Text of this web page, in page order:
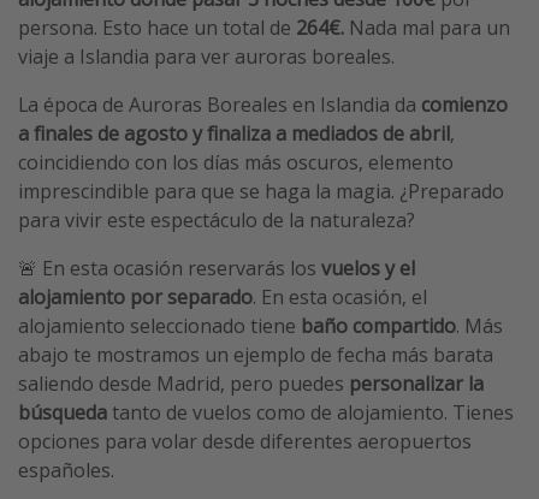
Harry Potter en Londres y otros destinos
Eventos deportivos
persona. Esto hace un total de 264€. Nada mal para un
viaje a Islandia para ver auroras boreales.
La época de Auroras Boreales en Islandia da comienzo
a finales de agosto y finaliza a mediados de abril,
coincidiendo con los días más oscuros, elemento
imprescindible para que se haga la magia. ¿Preparado
para vivir este espectáculo de la naturaleza?
🚨 En esta ocasión reservarás los vuelos y el
alojamiento por separado. En esta ocasión, el
alojamiento seleccionado tiene baño compartido. Más
abajo te mostramos un ejemplo de fecha más barata
saliendo desde Madrid, pero puedes personalizar la
búsqueda tanto de vuelos como de alojamiento. Tienes
opciones para volar desde diferentes aeropuertos
españoles.